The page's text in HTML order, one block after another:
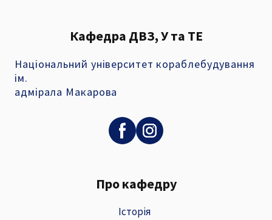
Кафедра ДВЗ, У та ТЕ
Національний університет кораблебудування
ім.
адмірала Макарова
Про кафедру
Історія